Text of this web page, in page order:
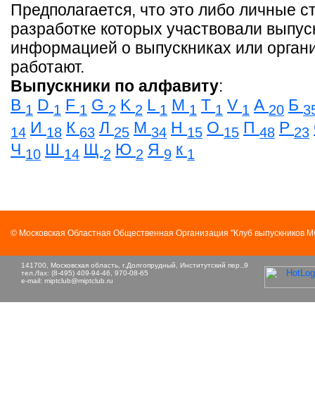
Предполагается, что это либо личные
разработке которых участвовали
информацией о выпускниках или
работают.
Выпускники по алфавиту:
B 1 D 1 F 1 G 2 K 2 L 1 M 1 T 1 V 1 А 20 Б
14 И 18 К 63 Л 25 М 34 Н 15 О 15 П 48 Р 23
Ч 10 Ш 14 Щ 2 Ю 2 Я 9 к 1
© Московская Областная Общественная Организация "Клуб выпускников
141700, Московская область, г.Долгопрудный, Институтский пер.,9
тел./fax: (8-495) 409-94-46, 970-08-65
e-mail: miptclub@miptclub.ru